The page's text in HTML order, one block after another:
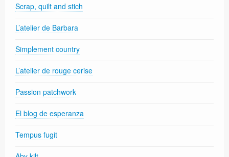
Scrap, quilt and stich
L’atelier de Barbara
Simplement country
L’atelier de rouge cerise
Passion patchwork
El blog de esperanza
Tempus fugit